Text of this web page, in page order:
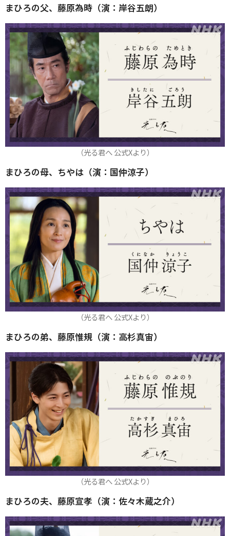
まひろの父、藤原為時（演：岸谷五朗）
（光る君へ 公式Xより）
まひろの母、ちやは（演：国仲涼子）
（光る君へ 公式Xより）
まひろの弟、藤原惟規（演：高杉真宙）
（光る君へ 公式Xより）
まひろの夫、藤原宣孝（演：佐々木蔵之介）